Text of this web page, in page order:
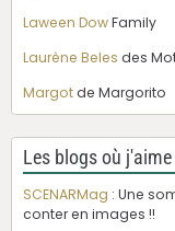
Laween DowFamily
Laurène Beles des
Margotde Margorito
Les blogs où
SCENARMag : Une
conter en images !!